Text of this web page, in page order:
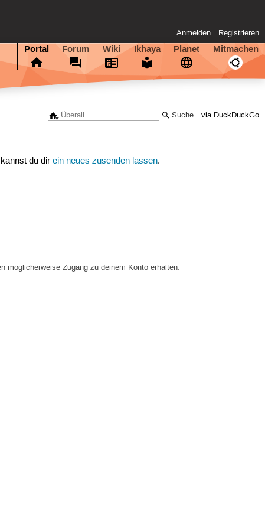
Anmelden Registrieren
Portal Forum Wiki Ikhaya Planet Mitmachen
via DuckDuckGo
du direin neues zusenden lassen.
möglicherweise Zugang zu deinem Konto erhalten.